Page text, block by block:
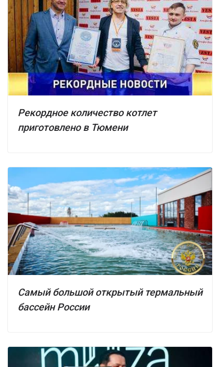
Рекордное количество котлет
приготовлено в Тюмени
Самый большой открытый термальный
бассейн России